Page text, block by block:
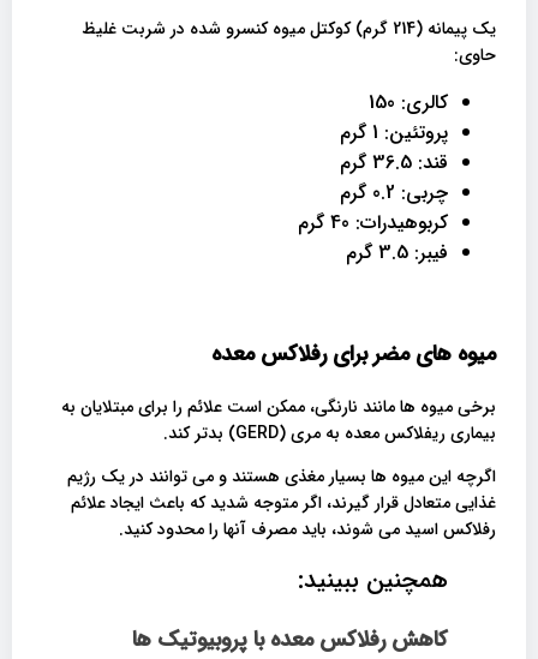
یک پیمانه (214 گرم) کوکتل میوه کنسرو شده در شربت غلیظ
حاوی:
کالری: 150
پروتئین: 1 گرم
قند: 36.5 گرم
چربی: 0.2 گرم
کربوهیدرات: 40 گرم
فیبر: 3.5 گرم
میوه های مضر برای رفلاکس معده
برخی میوه ها مانند نارنگی، ممکن است علائم را برای مبتلایان به
بیماری ریفلاکس معده به مری (GERD) بدتر کند.
اگرچه این میوه ها بسیار مغذی هستند و می توانند در یک رژیم
غذایی متعادل قرار گیرند، اگر متوجه شدید که باعث ایجاد علائم
رفلاکس اسید می شوند، باید مصرف آنها را محدود کنید.
همچنین ببینید:
کاهش رفلاکس معده با پروبیوتیک ها